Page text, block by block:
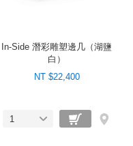
In-Side 潛彩雕塑邊几（湖鹽
白）
NT $22,400
1